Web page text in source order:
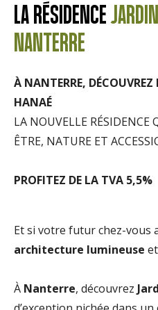
LA RÉSIDENCE
NANTERRE
À NANTERRE, DÉCOUVREZ
HANAÉ
LA NOUVELLE RÉSIDENCE
ÊTRE, NATURE ET
PROFITEZ DE LA TVA 5,5%
Et si votre futur chez-vous
architecture lumineuse et
À Nanterre, découvrez